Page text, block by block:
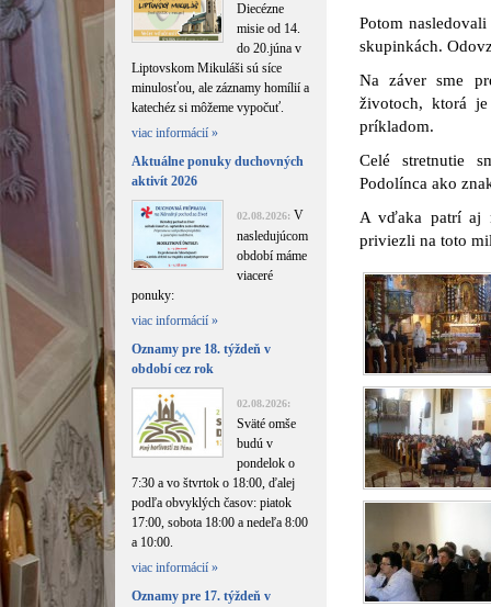
Potom
skupinkách.
Na záver sme
životoch, ktorá
príkladom.
Celé stretnutie
Podolínca ako
A vďaka patrí aj
priviezli na toto
Diecézne
misie od 14.
do 20.júna v
Liptovskom Mikuláši sú síce
minulosťou, ale záznamy homílií a
katechéz si môžeme vypočuť.
viac informácií »
Aktuálne ponuky duchovných
aktivít 2026
02.08.2026: V
nasledujúcom
období máme
viaceré
ponuky:
viac informácií »
Oznamy pre 18. týždeň v
období cez rok
02.08.2026:
Sväté omše
budú v
pondelok o
7:30 a vo štvrtok o 18:00, ďalej
podľa obvyklých časov: piatok
17:00, sobota 18:00 a nedeľa 8:00
a 10:00.
viac informácií »
Oznamy pre 17. týždeň v